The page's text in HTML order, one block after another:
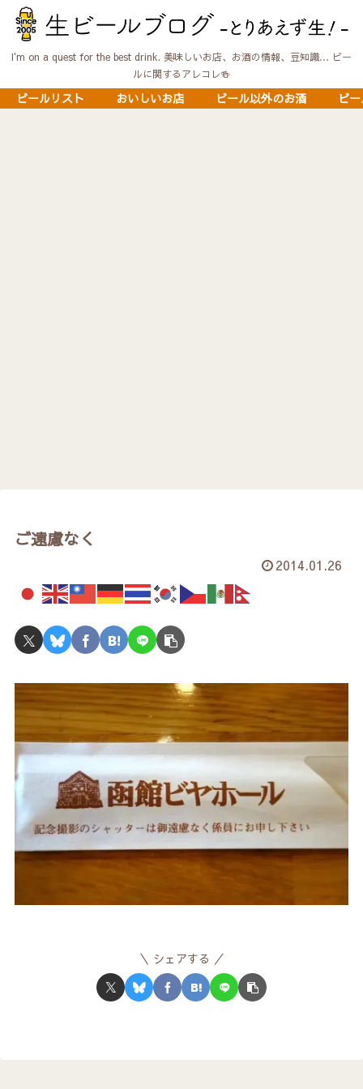
I'm on a quest for the best drink. 美味しいお店、お酒の情報、豆知識… ビー
ルに関するアレコレ🍻
ビールリスト おいしいお店 ビール以外のお酒 ビ
ご遠慮なく
2014.01.26
シェアする